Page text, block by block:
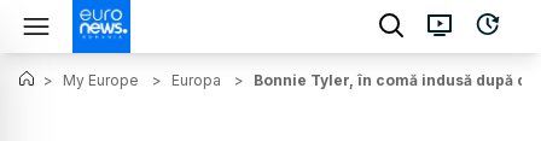
> My Europe > Europa > Bonnie Tyler, în comă indusă după